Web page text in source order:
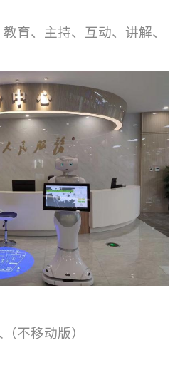
育、主持、互动、讲解、
不移动版）